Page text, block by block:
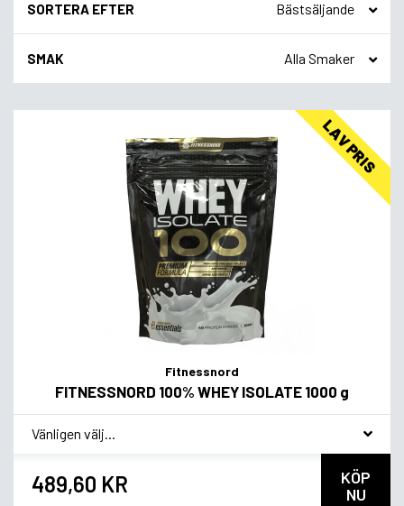
SORTERA EFTER
SMAK
LAV PRIS
Fitnessnord
FITNESSNORD 100% WHEY ISOLATE 1000 g
* Smagsvariant
489,60 KR
KÖP
NU